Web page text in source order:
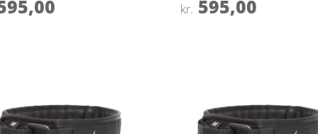
Vurderet
4.1
kr. 595,00